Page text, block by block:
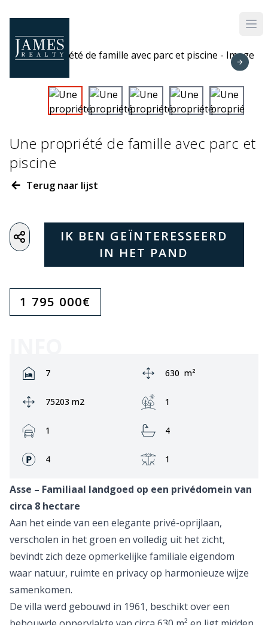
Une propriété de famille avec parc et
piscine
Terug naar lijst
IK BEN GEÏNTERESSEERD
IN HET PAND
1 795 000€
Rooms:
7 Area:
630 m²
Ground area:
75203 m2 Garden:
1
Garage:
1 Bathrooms:
4
Fronts:
4 Terrace:
1
Asse – Familiaal landgoed op een privédomein van
circa 8 hectare
Aan het einde van een elegante privé-oprijlaan,
verscholen in het groen en volledig uit het zicht,
bevindt zich deze opmerkelijke familiale eigendom
waar natuur, ruimte en privacy op harmonieuze wijze
samenkomen.
De villa werd gebouwd in 1961, beschikt over een